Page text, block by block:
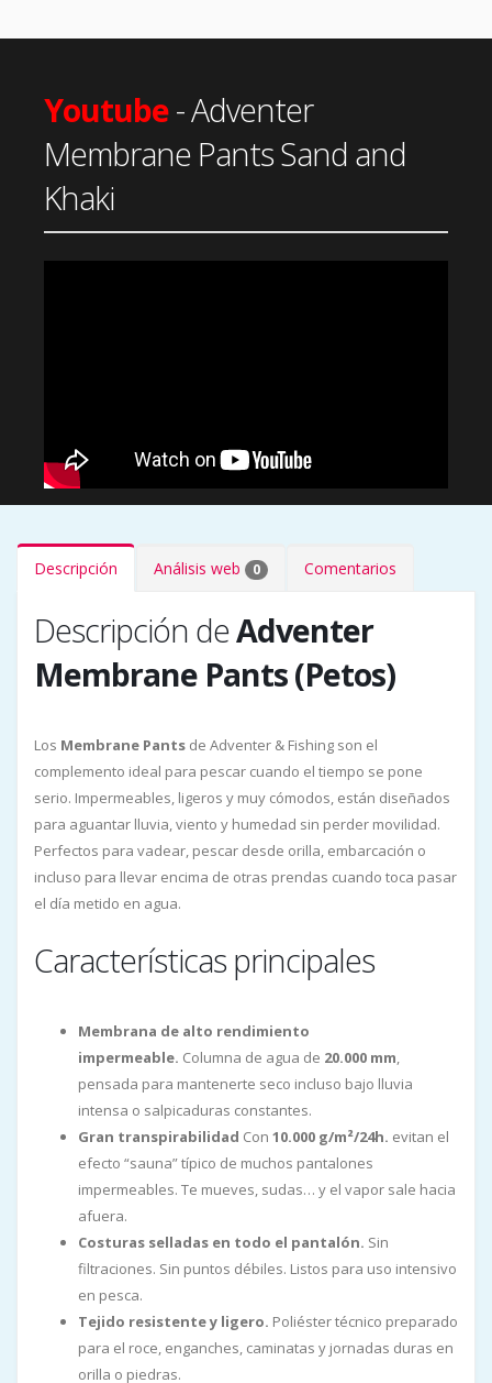
Youtube- Adventer
Membrane Pants Sand and
Khaki
Descripción Análisis web 0 Comentarios
Descripción deAdventer
Membrane Pants (Petos)
Los Membrane Pants de Adventer & Fishing son el
complemento ideal para pescar cuando el tiempo se pone
serio. Impermeables, ligeros y muy cómodos, están diseñados
para aguantar lluvia, viento y humedad sin perder movilidad.
Perfectos para vadear, pescar desde orilla, embarcación o
incluso para llevar encima de otras prendas cuando toca pasar
el día metido en agua.
Características principales
Membrana de alto rendimiento
impermeable. Columna de agua de 20.000 mm,
pensada para mantenerte seco incluso bajo lluvia
intensa o salpicaduras constantes.
Gran transpirabilidad Con 10.000 g/m²/24h. evitan el
efecto “sauna” típico de muchos pantalones
impermeables. Te mueves, sudas… y el vapor sale hacia
afuera.
Costuras selladas en todo el pantalón. Sin
filtraciones. Sin puntos débiles. Listos para uso intensivo
en pesca.
Tejido resistente y ligero. Poliéster técnico preparado
para el roce, enganches, caminatas y jornadas duras en
orilla o piedras.